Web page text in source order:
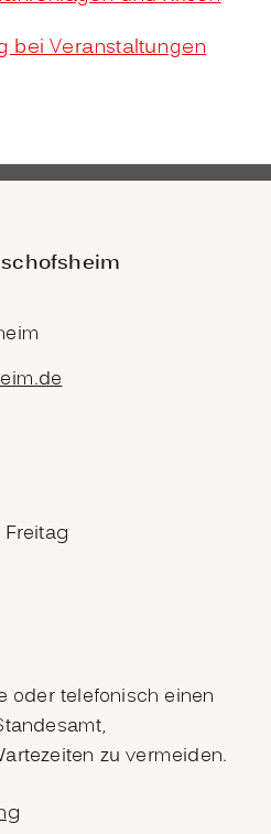
bei Veranstaltungen
oder telefonisch einen
zu vermeiden.